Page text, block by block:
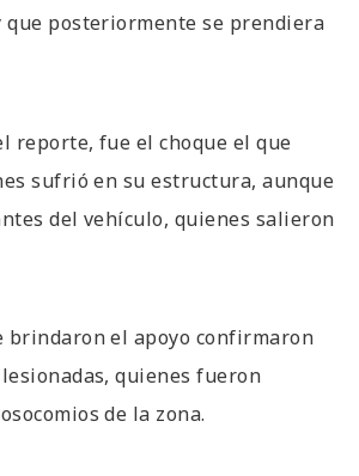
que posteriormente se prendiera
reporte, fue el choque el que
sufrió en su estructura, aunque
del vehículo, quienes salieron
brindaron el apoyo confirmaron
quienes fueron
de la zona.